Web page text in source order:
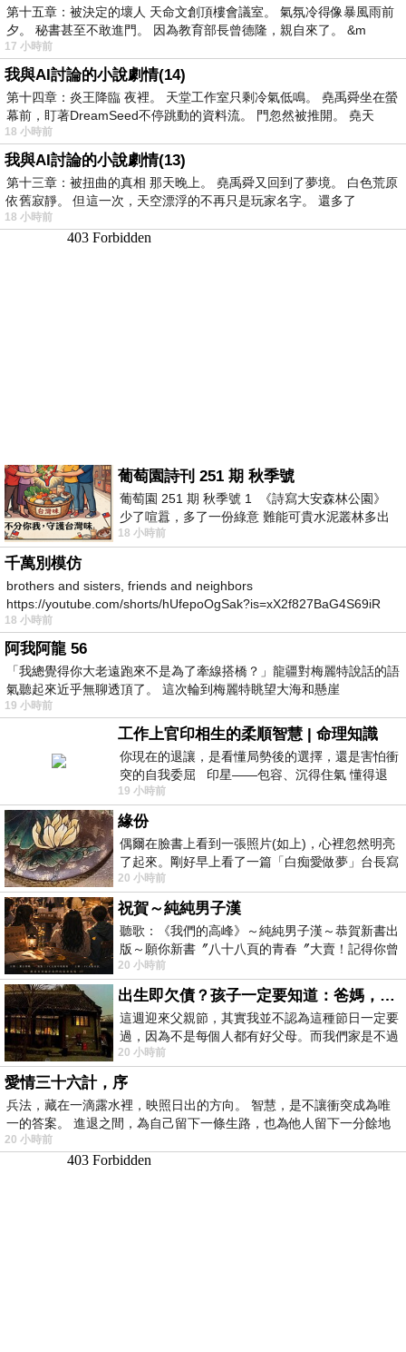
第十五章：被決定的壞人 天命文創頂樓會議室。 氣氛冷得像暴風雨前
夕。 秘書甚至不敢進門。 因為教育部長曾德隆，親自來了。 &m
17 小時前
我與AI討論的小說劇情(14)
第十四章：炎王降臨 夜裡。 天堂工作室只剩冷氣低鳴。 堯禹舜坐在螢
幕前，盯著DreamSeed不停跳動的資料流。 門忽然被推開。 堯天
18 小時前
我與AI討論的小說劇情(13)
第十三章：被扭曲的真相 那天晚上。 堯禹舜又回到了夢境。 白色荒原
依舊寂靜。 但這一次，天空漂浮的不再只是玩家名字。 還多了
18 小時前
葡萄園詩刊 251 期 秋季號
葡萄園 251 期 秋季號 1 《詩寫大安森林公園》
少了喧囂，多了一份綠意 難能可貴水泥叢林多出
一
18 小時前
千萬別模仿
brothers and sisters, friends and neighbors
https://youtube.com/shorts/hUfepoOgSak?is=xX2f827BaG4S69iR
https
18 小時前
阿我阿龍 56
「我總覺得你大老遠跑來不是為了牽線搭橋？」龍疆對梅麗特說話的語
氣聽起來近乎無聊透頂了。 這次輪到梅麗特眺望大海和懸崖
19 小時前
工作上官印相生的柔順智慧 | 命理知識
你現在的退讓，是看懂局勢後的選擇，還是害怕衝
突的自我委屈 印星——包容、沉得住氣 懂得退
一步觀察，不會
19 小時前
緣份
偶爾在臉書上看到一張照片(如上)，心裡忽然明亮
了起來。剛好早上看了一篇「白痴愛做夢」台長寫
的貼文，在回顧年輕時瘋狂愛上
20 小時前
祝賀～純純男子漢
聽歌：《我們的高峰》～純純男子漢～恭賀新書出
版～願你新書〞八十八頁的青春〞大賣！記得你曾
經在我的版留言…「好讚的圖^^感覺大家
20 小時前
出生即欠債？孩子一定要知道：爸媽，其實我不欠你們
這週迎來父親節，其實我並不認為這種節日一定要
過，因為不是每個人都有好父母。而我們家是不過
節的，平時也沒什麼儀式感，生活趨近冷
20 小時前
愛情三十六計，序
兵法，藏在一滴露水裡，映照日出的方向。 智慧，是不讓衝突成為唯
一的答案。 進退之間，為自己留下一條生路，也為他人留下一分餘地
20 小時前